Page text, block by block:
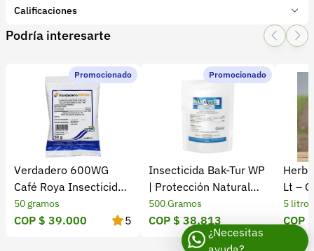
Tipo de producto:
Subcategoría:Fungicidas
Calificaciones
1 Star
2 Star
3 Star4 Star
0 calificaciones
5 Estrellas
4 Estrellas
0 %
3 Estrellas
2 Estrellas
1 Estrellas
Podría interesarte
Promocionado
Verdadero 600WG
Café Roya Insecticida
Fungicida ICA
50 gramos
COP $ 39.000 5
Promocionado
Insecticida Bak-Tur WP
| Protección Natural
contra Insectos
500 Gramos
COP $ 38.813
Lt –
Eficaz
5 litros
COP
¿Necesitas